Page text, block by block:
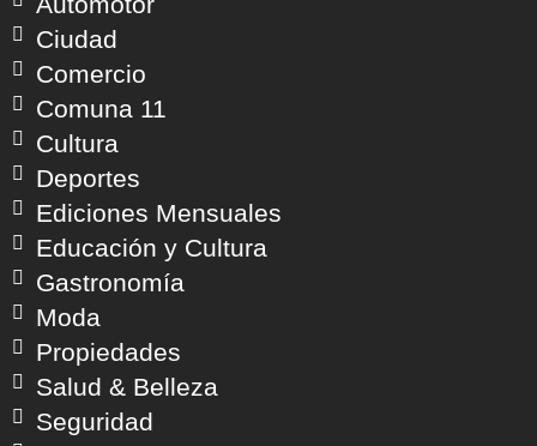
Ciudad
Comercio
Comuna 11
Cultura
Deportes
Ediciones Mensuales
Educación y Cultura
Gastronomía
Moda
Propiedades
Salud & Belleza
Seguridad